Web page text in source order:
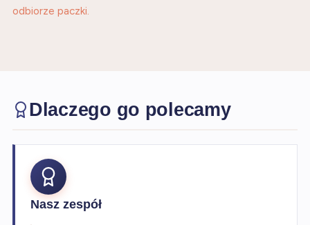
odbiorze paczki.
Dlaczego go polecamy
Nasz zespół